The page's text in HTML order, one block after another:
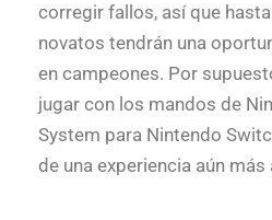
corregir fallos, así que
novatos tendrán una
en campeones. Por
jugar con los mandos de
System para Nintendo
de una experiencia aún más